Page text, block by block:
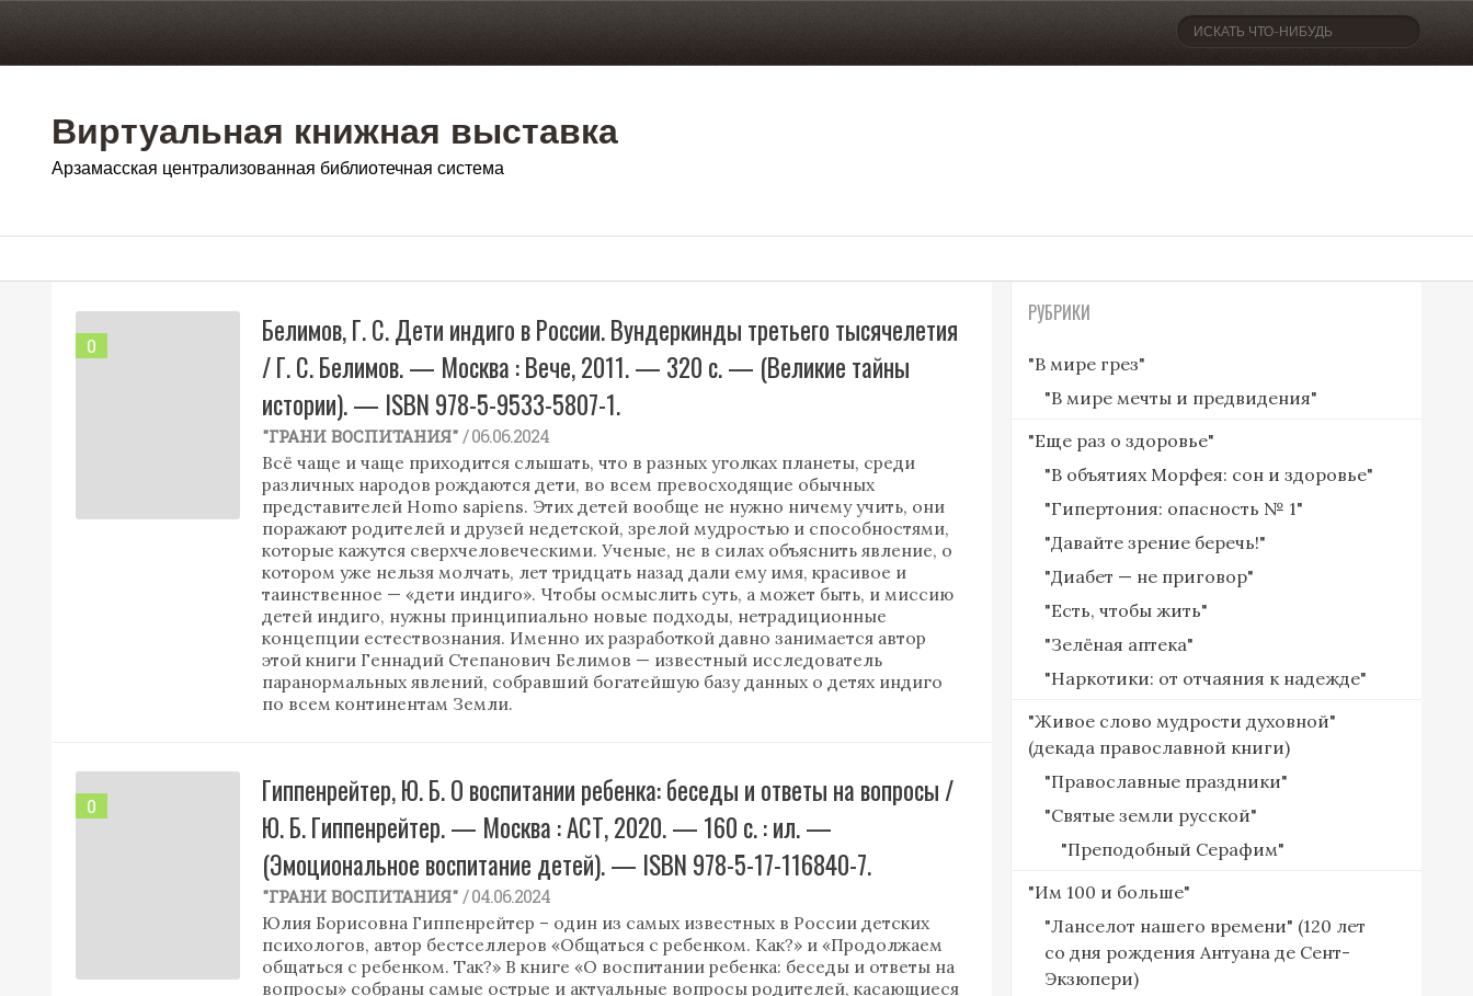
Виртуальная книжная выставка
Арзамасская централизованная библиотечная система
0
Белимов, Г. С. Дети индиго в России. Вундеркинды третьего тысячелетия
/ Г. С. Белимов. — Москва : Вече, 2011. — 320 с. — (Великие тайны
истории). — ISBN 978-5-9533-5807-1.
"ГРАНИ ВОСПИТАНИЯ" / 06.06.2024
Всё чаще и чаще приходится слышать, что в разных уголках планеты, среди
различных народов рождаются дети, во всем превосходящие обычных
представителей Homo sapiens. Этих детей вообще не нужно ничему учить, они
поражают родителей и друзей недетской, зрелой мудростью и способностями,
которые кажутся сверхчеловеческими. Ученые, не в силах объяснить явление, о
котором уже нельзя молчать, лет тридцать назад дали ему имя, красивое и
таинственное — «дети индиго». Чтобы осмыслить суть, а может быть, и миссию
детей индиго, нужны принципиально новые подходы, нетрадиционные
концепции естествознания. Именно их разработкой давно занимается автор
этой книги Геннадий Степанович Белимов — известный исследователь
паранормальных явлений, собравший богатейшую базу данных о детях индиго
по всем континентам Земли.
0
Гиппенрейтер, Ю. Б. О воспитании ребенка: беседы и ответы на вопросы /
Ю. Б. Гиппенрейтер. — Москва : АСТ, 2020. — 160 с. : ил. —
(Эмоциональное воспитание детей). — ISBN 978-5-17-116840-7.
"ГРАНИ ВОСПИТАНИЯ" / 04.06.2024
Юлия Борисовна Гиппенрейтер – один из самых известных в России детских
психологов, автор бестселлеров «Общаться с ребенком. Как?» и «Продолжаем
общаться с ребенком. Так?» В книге «О воспитании ребенка: беседы и ответы на
вопросы» собраны самые острые и актуальные вопросы родителей, касающиеся
РУБРИКИ
"В мире грез"
"В мире мечты и предвидения"
"Еще раз о здоровье"
"В объятиях Морфея: сон и здоровье"
"Гипертония: опасность № 1"
"Давайте зрение беречь!"
"Диабет — не приговор"
"Есть, чтобы жить"
"Зелёная аптека"
"Наркотики: от отчаяния к надежде"
"Живое слово мудрости духовной"
(декада православной книги)
"Православные праздники"
"Святые земли русской"
"Преподобный Серафим"
"Им 100 и больше"
"Ланселот нашего времени" (120 лет
со дня рождения Антуана де Сент-
Экзюпери)